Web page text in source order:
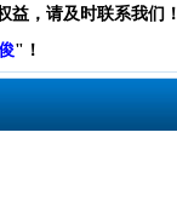
益，请及时联系我们！
"！